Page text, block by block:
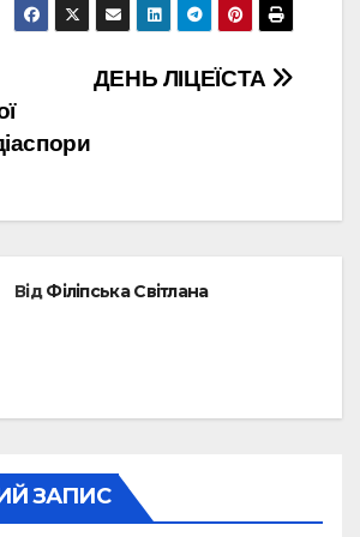
ДЕНЬ ЛІЦЕЇСТА
ВідФіліпська Світлана
ЗАПИС